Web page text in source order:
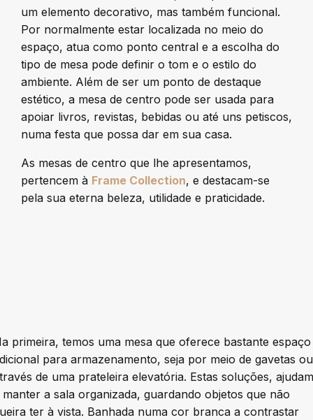
um elemento decorativo, mas também funcional.
Por normalmente estar localizada no meio do
espaço, atua como ponto central e a escolha do
tipo de mesa pode definir o tom e o estilo do
ambiente. Além de ser um ponto de destaque
estético, a mesa de centro pode ser usada para
apoiar livros, revistas, bebidas ou até uns petiscos,
numa festa que possa dar em sua casa.
As mesas de centro que lhe apresentamos,
pertencem à Frame Collection, e destacam-se
pela sua eterna beleza, utilidade e praticidade.
primeira, temos uma mesa que oferece bastante espaço
para armazenamento, seja por meio de gavetas ou
de uma prateleira elevatória. Estas soluções, ajudam
manter a sala organizada, guardando objetos que não
ter à vista. Banhada numa cor branca a contrastar